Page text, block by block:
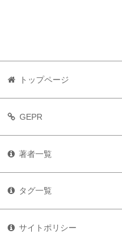
トップページ
GEPR
著者一覧
タグ一覧
サイトポリシー